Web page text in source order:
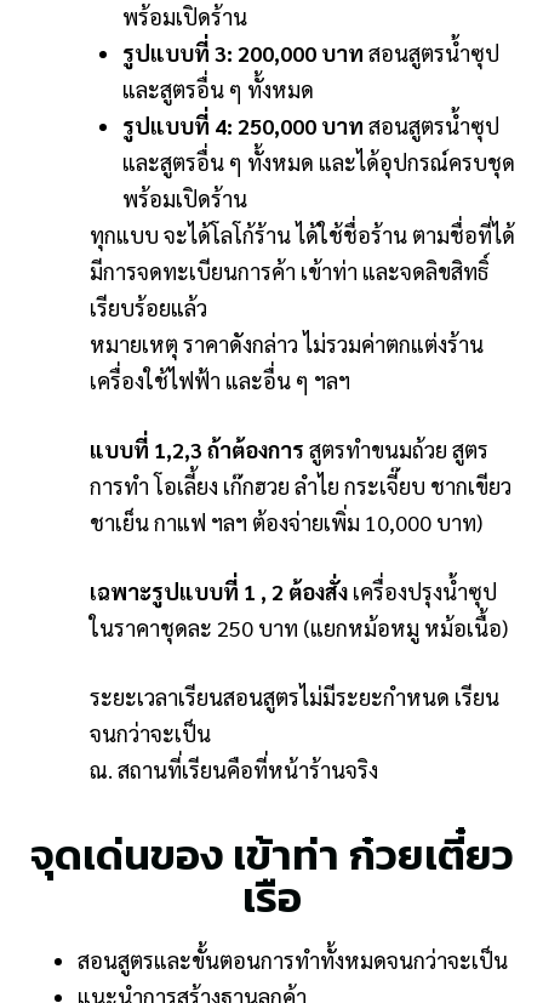
พร้อมเปิดร้าน
รูปแบบที่ 3: 200,000 บาท สอนสูตรน้ำซุป
และสูตรอื่น ๆ ทั้งหมด
รูปแบบที่ 4: 250,000 บาท สอนสูตรน้ำซุป
และสูตรอื่น ๆ ทั้งหมด และได้อุปกรณ์ครบชุด
พร้อมเปิดร้าน
ทุกแบบ จะได้โลโก้ร้าน ได้ใช้ชื่อร้าน ตามชื่อที่ได้
มีการจดทะเบียนการค้า เข้าท่า และจดลิขสิทธิ์
เรียบร้อยแล้ว
หมายเหตุ ราคาดังกล่าว ไม่รวมค่าตกแต่งร้าน
เครื่องใช้ไฟฟ้า และอื่น ๆ ฯลฯ
แบบที่ 1,2,3 ถ้าต้องการ สูตรทำขนมถ้วย สูตร
การทำ โอเลี้ยง เก๊กฮวย ลำไย กระเจี๊ยบ ชากเขียว
ชาเย็น กาแฟ ฯลฯ ต้องจ่ายเพิ่ม 10,000 บาท)
เฉพาะรูปแบบที่ 1 , 2 ต้องสั่ง เครื่องปรุงน้ำซุป
ในราคาชุดละ 250 บาท (แยกหม้อหมู หม้อเนื้อ)
ระยะเวลาเรียนสอนสูตรไม่มีระยะกำหนด เรียน
จนกว่าจะเป็น
ณ. สถานที่เรียนคือที่หน้าร้านจริง
จุดเด่นของ เข้าท่า ก๋วยเตี๋ยว
เรือ
สอนสูตรและขั้นตอนการทำทั้งหมดจนกว่าจะเป็น
แนะนำการสร้างฐานลูกค้า